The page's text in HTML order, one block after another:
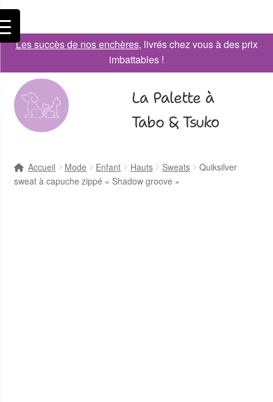
Les succès de nos enchères, livrés chez vous à des prix
imbattables !
La Palette à
Tabo & Tsuko
Accueil Mode Enfant Hauts Sweats
Quiksilver
sweat à capuche zippé « Shadow groove »